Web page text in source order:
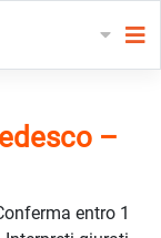
–
entro 1